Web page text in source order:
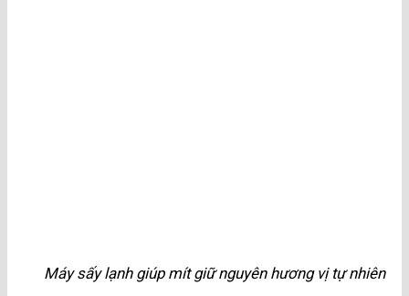
Máy sấy lạnh giúp mít giữ nguyên hương vị tự nhiên